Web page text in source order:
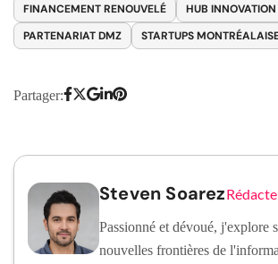
FINANCEMENT RENOUVELÉ
HUB INNOVATION
PARTENARIAT DMZ
STARTUPS
Partager:
Steven Soarez
Passionné et dévoué, j'explore
nouvelles frontières de